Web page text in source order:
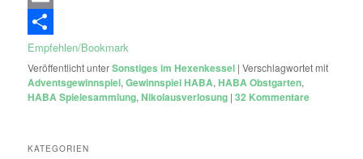
Email
Empfehlen/Bookmark
Veröffentlicht unterSonstiges im Hexenkessel |Verschlagwortet mit
Adventsgewinnspiel,Gewinnspiel HABA,HABA Obstgarten,
HABA Spielesammlung,Nikolausverlosung |32 Kommentare
KATEGORIEN